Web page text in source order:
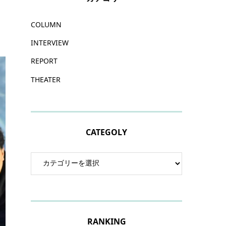
COLUMN
INTERVIEW
REPORT
THEATER
CATEGOLY
RANKING